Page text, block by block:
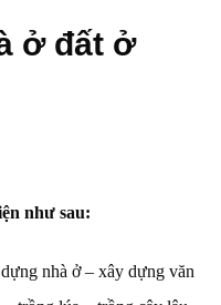
ở đất ở
như sau:
nhà ở – xây dựng văn